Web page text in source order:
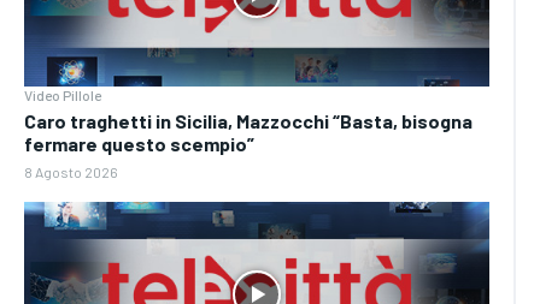
Video Pillole
Caro traghetti in Sicilia, Mazzocchi “Basta, bisogna
fermare questo scempio”
8 Agosto 2026